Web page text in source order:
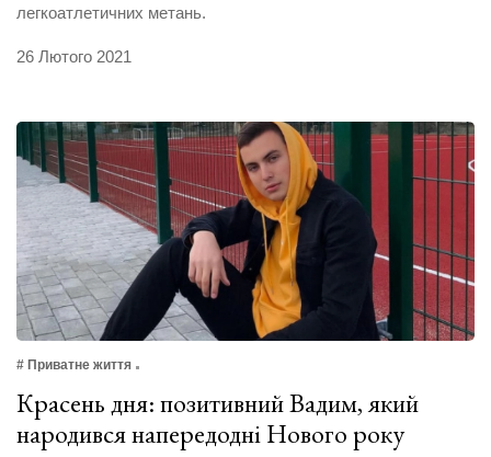
легкоатлетичних метань.
26 Лютого 2021
# Приватне життя
Красень дня: позитивний Вадим, який
народився напередодні Нового року